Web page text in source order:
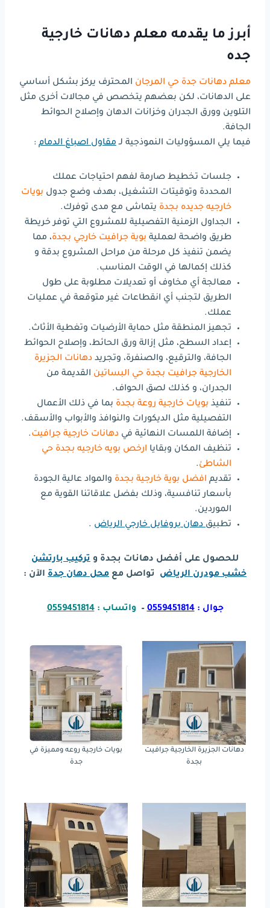
أبرز ما يقدمه معلم دهانات خارجية
جده
معلم دهانات جدة حي المرجان المحترف يركز بشكل أساسي
على الدهانات، لكن بعضهم يتخصص في مجالات أخرى مثل
التلوين وورق الجدران وخزانات الدهان وإصلاح الحوائط
الجافة.
فيما يلي المسؤوليات النموذجية لـمقاول اصباغ الدمام :
جلسات تخطيط صارمة لفهم احتياجات عملك
المحددة وتوقيتات التشغيل، بهدف وضع جدول بويات
خارجيه جديده بجدة يتماشى مع مدى توفرك.
الجداول الزمنية التفصيلية للمشروع التي توفر خريطة
طريق واضحة لعملية بوية جرافيت خارجي بجدة، مما
يضمن تنفيذ كل مرحلة من مراحل المشروع بدقة و
كذلك إكمالها في الوقت المناسب.
معالجة أي مخاوف أو تعديلات مطلوبة على طول
الطريق لتجنب أي انقطاعات غير متوقعة في عمليات
عملك.
تجهيز المنطقة مثل حماية الأرضيات وتغطية الأثاث.
إعداد السطح، مثل إزالة ورق الحائط، وإصلاح الحوائط
الجافة، والترقيع، والصنفرة، وتجريد دهانات الجزيرة
الخارجية جرافيت بجدة حي البساتين القديمة من
الجدران، و كذلك لصق الحواف.
تنفيذ بويات خارجية روعة بجدة بما في ذلك الأعمال
التفصيلية مثل الديكورات والنوافذ والأبواب والأسقف.
إضافة اللمسات النهائية في دهانات خارجية جرافيت.
تنظيف المكان وبقايا ارخص بويه خارجيه بجدة حي
الشاطئ.
تقديم افضل بوية خارجية بجدة والمواد عالية الجودة
بأسعار تنافسية، وذلك بفضل علاقاتنا القوية مع
الموردين.
تطبيقدهان بروفايل خارجي الرياض .
للحصول على أفضل دهانات بجدة و تركيب بارتشن
خشب مودرن الرياض تواصل مع محل دهان جدة الآن :
جوال :0559451814
– واتساب :0559451814
دهانات الجزيرة الخارجية جرافيت
بجدة
بويات خارجية روعه ومميزة في
جدة